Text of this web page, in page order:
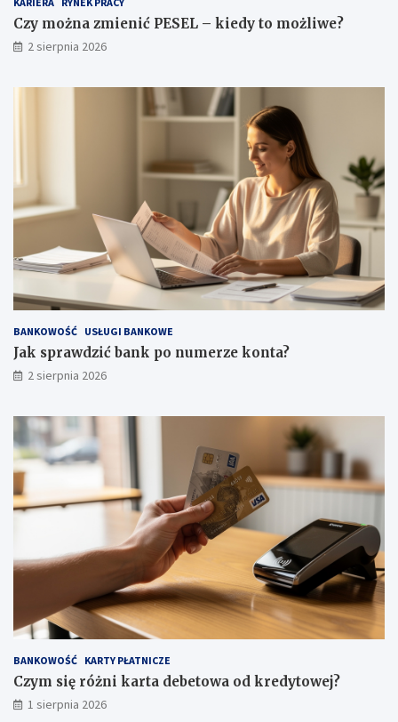
Czy można zmienić PESEL – kiedy to możliwe?
2 sierpnia 2026
BANKOWOŚĆ USŁUGI BANKOWE
Jak sprawdzić bank po numerze konta?
2 sierpnia 2026
BANKOWOŚĆ KARTY PŁATNICZE
Czym się różni karta debetowa od kredytowej?
1 sierpnia 2026